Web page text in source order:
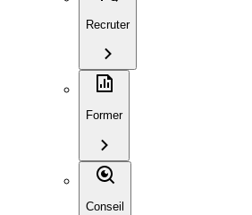
Recruter
Former
Conseil